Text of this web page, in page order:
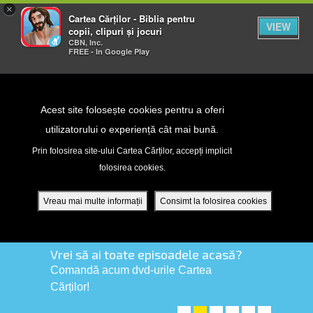
×
Cartea Cărților - Biblia pentru
copii, clipuri și jocuri
CBN, Inc.
FREE - In Google Play
VIEW
Acest site folosește cookies pentru a oferi
utilizatorului o experiență cât mai bună.
Prin folosirea site-ului Cartea Cărților, accepți implicit
folosirea cookies.
Vreau mai multe informații Consimt la folosirea cookies
DVD - Sezoane 1-4
Vrei să ai toate episoadele acasă?
Comandă acum dvd-urile Cartea
Cărților!